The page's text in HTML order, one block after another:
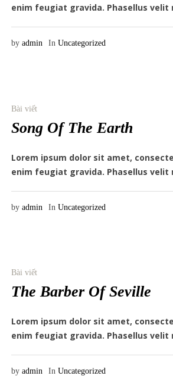
enim feugiat gravida. Phasellus velit
byadmin InUncategorized
Bài viết
Song Of The Earth
Lorem ipsum dolor sit amet,
enim feugiat gravida. Phasellus velit
byadmin InUncategorized
Bài viết
The Barber Of Seville
Lorem ipsum dolor sit amet,
enim feugiat gravida. Phasellus velit
byadmin InUncategorized